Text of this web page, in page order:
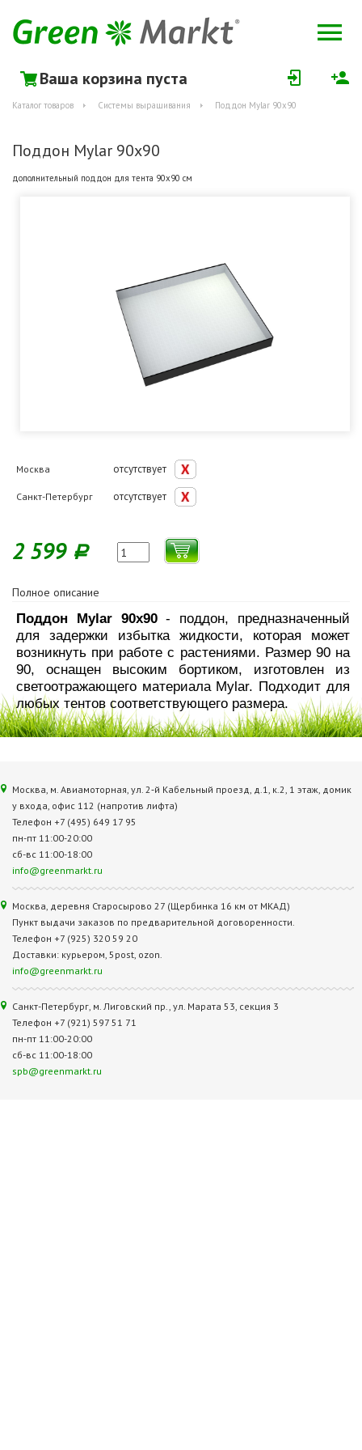
Ваша корзина пуста
Каталог товаров Системы выращивания Поддон Mylar 90x90
Поддон Mylar 90x90
дополнительный поддон для тента 90х90 см
Москва отсутствует
Санкт-Петербург отсутствует
2 599 Р
Полное описание
Поддон Mylar 90x90- поддон, предназначенный
для задержки избытка жидкости, которая может
возникнуть при работе с растениями. Размер 90 на
90, оснащен высоким бортиком, изготовлен из
светоотражающего материала Mylar. Подходит для
любых тентов соответствующего размера.
Москва, м. Авиамоторная, ул. 2‑й Кабельный проезд, д.1, к.2, 1 этаж, домик
у входа, офис 112 (напротив лифта)
Телефон +7 (495) 649 17 95
пн-пт 11:00-20:00
сб-вс 11:00-18:00
info@greenmarkt.ru
Москва, деревня Старосырово 27 (Щербинка 16 км от МКАД)
Пункт выдачи заказов по предварительной договоренности.
Телефон +7 (925) 320 59 20
Доставки: курьером, 5post, ozon.
info@greenmarkt.ru
Санкт-Петербург, м. Лиговский пр., ул. Марата 53, секция 3
Телефон +7 (921) 597 51 71
пн-пт 11:00-20:00
сб-вс 11:00-18:00
spb@greenmarkt.ru